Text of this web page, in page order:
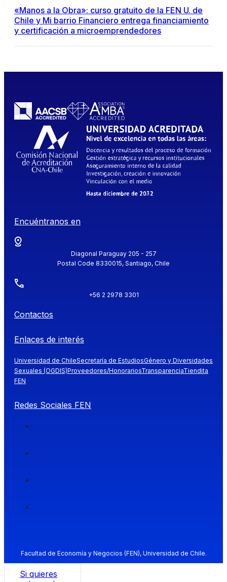
«Manos a la Obra»: curso gratuito de la FEN U. de
Chile y Mi barrio Financiero entrega financiamiento
y certificación a microemprendedores
Encuéntranos en
Diagonal Paraguay 205 - 257
Postal Code 8330015, Santiago, Chile
+56 2 2978 3301
Contactos
Enlaces de interés
Universidad de ChileSecretaría de EstudiosGénero y Diversidades
Sexuales (OGDIS)Proveedores/HonorariosTransparenciaTiendita
FEN
Redes Sociales FEN
Facultad de Economía y Negocios (FEN), Universidad de Chile.
Si quieres